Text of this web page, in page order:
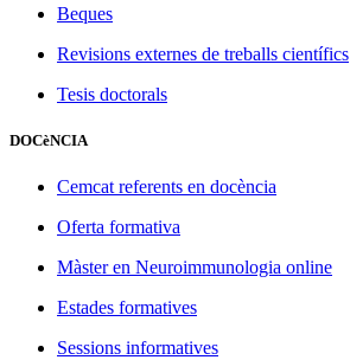
Beques
Revisions externes de treballs científics
Tesis doctorals
DOCèNCIA
Cemcat referents en docència
Oferta formativa
Màster en Neuroimmunologia online
Estades formatives
Sessions informatives